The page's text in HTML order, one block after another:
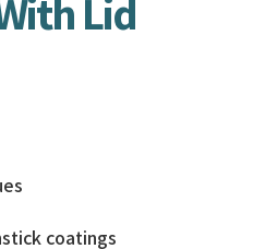
Lid
coatings